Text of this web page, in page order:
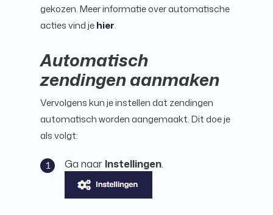
gekozen. Meer informatie over automatische
acties vind jehier.
Automatisch
zendingen aanmaken
Vervolgens kun je instellen dat zendingen
automatisch worden aangemaakt. Dit doe je
als volgt:
Ga naar Instellingen.